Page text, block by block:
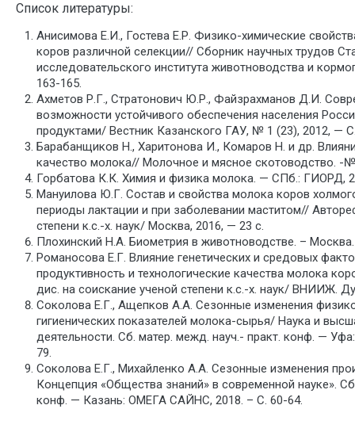
Список литературы:
Анисимова Е.И., Гостева Е.Р. Физико-химические
коров различной селекции// Сборник научных трудов
исследовательского института животноводства и
163-165.
Ахметов Р.Г., Стратонович Ю.Р., Файзрахманов Д.И.
возможности устойчивого обеспечения населения
продуктами/ Вестник Казанского ГАУ, № 1 (23), 2012, —
Барабанщиков Н., Харитонова И., Комаров Н. и др.
качество молока// Молочное и мясное скотоводство. -
Горбатова К.К. Химия и физика молока. — СПб.: ГИОРД,
Мануилова Ю.Г. Состав и свойства молока коров
периоды лактации и при заболевании маститом//
степени к.с.-х. наук/ Москва, 2016, — 23 с.
Плохинский Н.А. Биометрия в животноводстве. –
Романосова Е.Г. Влияние генетических и средовых
продуктивность и технологические качества молока
дис. на соискание ученой степени к.с.-х. наук/ ВНИИЖ.
Соколова Е.Г., Ащепков А.А. Сезонные изменения
гигиенических показателей молока-сырья/ Наука и
деятельности. Сб. матер. межд. науч.- практ. конф. —
79.
Соколова Е.Г., Михайленко А.А. Сезонные изменения
Концепция «Общества знаний» в современной науке».
конф. — Казань: ОМЕГА САЙНС, 2018. – С. 60-64.